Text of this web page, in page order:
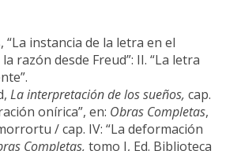
“La instancia de la letra en el
razón desde Freud”: II. “La letra
La interpretación de los sueños, cap.
onírica”, en: Obras Completas,
/ cap. IV: “La deformación
Completas, tomo I, Ed. Biblioteca